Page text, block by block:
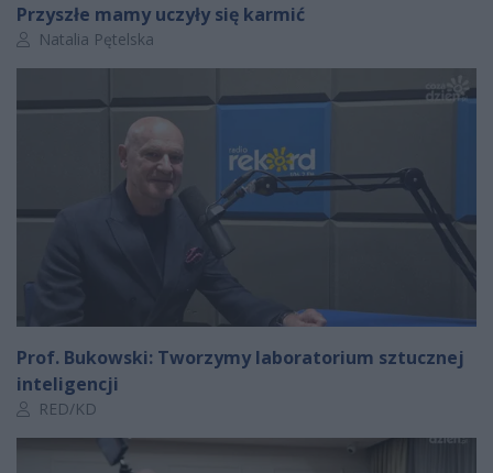
Przyszłe mamy uczyły się karmić
Autor artykułu:
Natalia Pętelska
Prof. Bukowski: Tworzymy laboratorium sztucznej
inteligencji
Autor artykułu:
RED/KD